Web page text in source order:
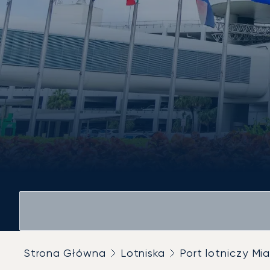
Strona Główna Lotniska Port lotniczy